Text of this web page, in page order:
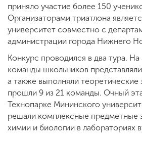
приняло участие более 150
Организаторами триатлона
университет совместно с
администрации города Нижнего
Конкурс проводился в два тура.
команды школьников
а также выполняли теоретические
прошли 9 из 21 команды. Очный
Технопарке Мининского
решали комплексные предметные
химии и биологии в лабораториях